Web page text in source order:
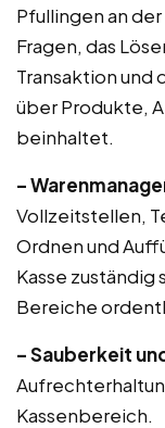
Pfullingen an
Fragen, das
Transaktion und
über Produkte,
beinhaltet.
–
Vollzeitstellen,
Ordnen und
Kasse zuständig
Bereiche
– Sauberkeit
Kassenbereich.